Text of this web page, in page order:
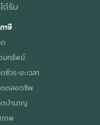
ด้รับ
าษี
มทรัพย์
ชั่วระยะเวลา
ตตลอดชีพ
ตบำนาญ
าพ